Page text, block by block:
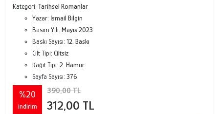
Kategori: Tarihsel Romanlar
Yazar: İsmail Bilgin
Basım Yılı: Mayıs 2023
Baskı Sayısı: 12. Baskı
Cilt Tipi: Ciltsiz
Kağıt Tipi: 2. Hamur
Sayfa Sayısı: 376
%20
indirim
390,00 TL
312,00 TL